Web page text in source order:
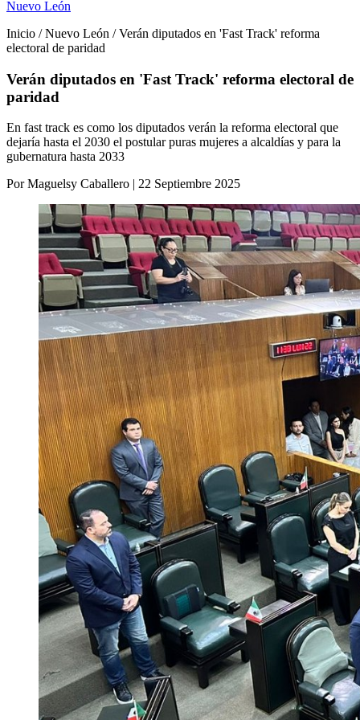
Nuevo León
Inicio / Nuevo León / Verán diputados en 'Fast Track' reforma
electoral de paridad
Verán diputados en 'Fast Track' reforma electoral de
paridad
En fast track es como los diputados verán la reforma electoral que
dejaría hasta el 2030 el postular puras mujeres a alcaldías y para la
gubernatura hasta 2033
Por Maguelsy Caballero | 22 Septiembre 2025